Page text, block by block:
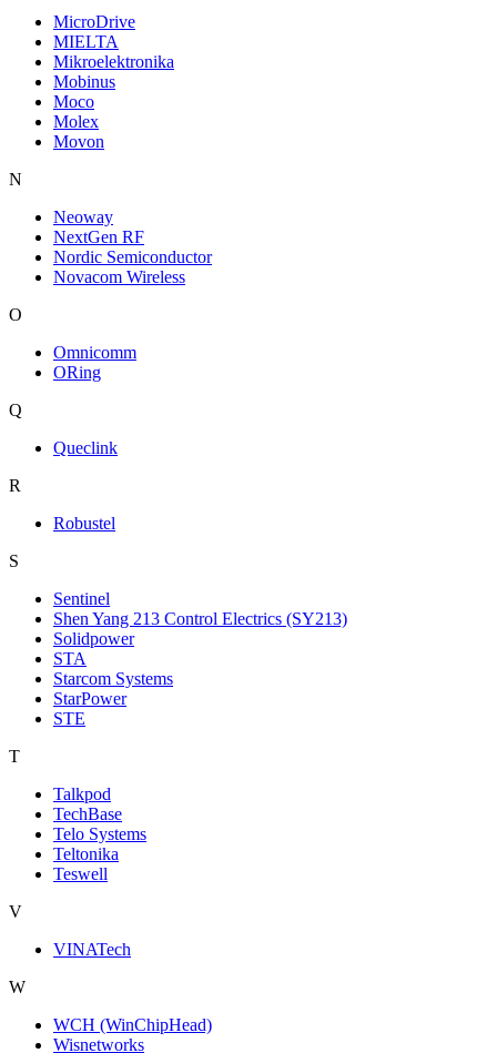
MicroDrive
MIELTA
Mikroelektronika
Mobinus
Moco
Molex
Movon
N
Neoway
NextGen RF
Nordic Semiconductor
Novacom Wireless
O
Omnicomm
ORing
Q
Queclink
R
Robustel
S
Sentinel
Shen Yang 213 Control Electrics (SY213)
Solidpower
STA
Starcom Systems
StarPower
STE
T
Talkpod
TechBase
Telo Systems
Teltonika
Teswell
V
VINATech
W
WCH (WinChipHead)
Wisnetworks